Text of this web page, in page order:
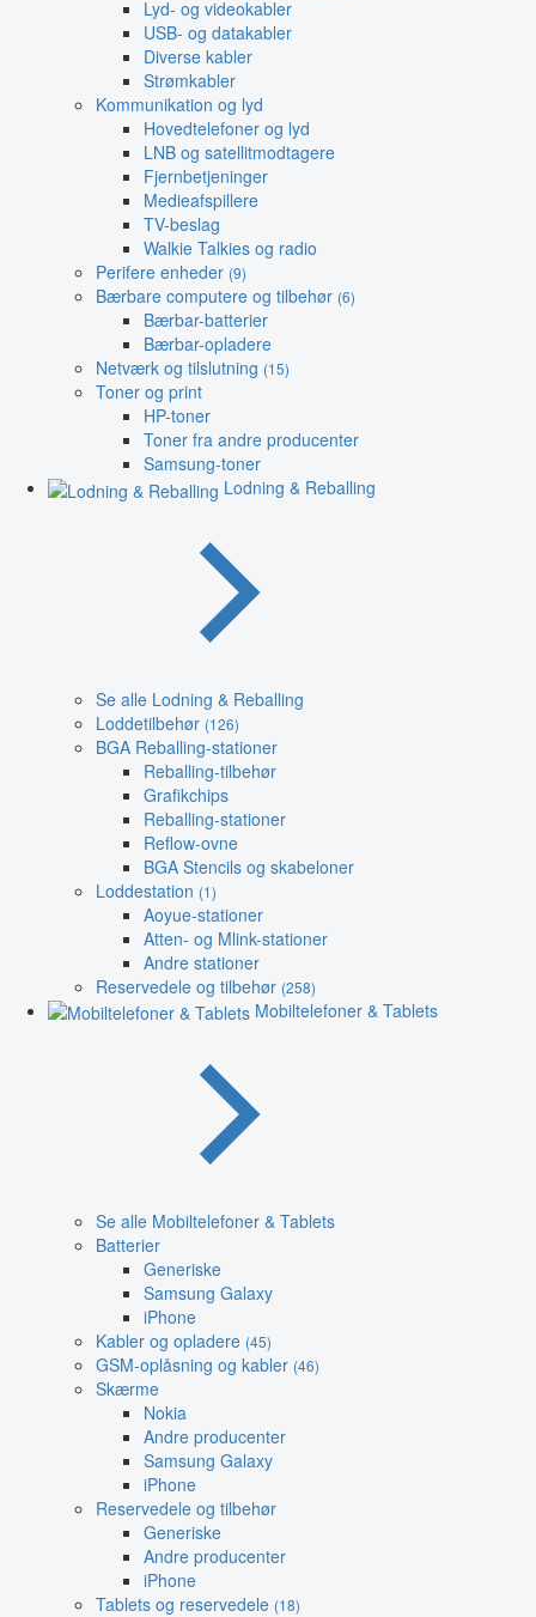
Lyd- og videokabler
USB- og datakabler
Diverse kabler
Strømkabler
Kommunikation og lyd
Hovedtelefoner og lyd
LNB og satellitmodtagere
Fjernbetjeninger
Medieafspillere
TV-beslag
Walkie Talkies og radio
Perifere enheder (9)
Bærbare computere og tilbehør (6)
Bærbar-batterier
Bærbar-opladere
Netværk og tilslutning (15)
Toner og print
HP-toner
Toner fra andre producenter
Samsung-toner
Lodning & Reballing
Se alle Lodning & Reballing
Loddetilbehør (126)
BGA Reballing-stationer
Reballing-tilbehør
Grafikchips
Reballing-stationer
Reflow-ovne
BGA Stencils og skabeloner
Loddestation (1)
Aoyue-stationer
Atten- og Mlink-stationer
Andre stationer
Reservedele og tilbehør (258)
Mobiltelefoner & Tablets
Se alle Mobiltelefoner & Tablets
Batterier
Generiske
Samsung Galaxy
iPhone
Kabler og opladere (45)
GSM-oplåsning og kabler (46)
Skærme
Nokia
Andre producenter
Samsung Galaxy
iPhone
Reservedele og tilbehør
Generiske
Andre producenter
iPhone
Tablets og reservedele (18)